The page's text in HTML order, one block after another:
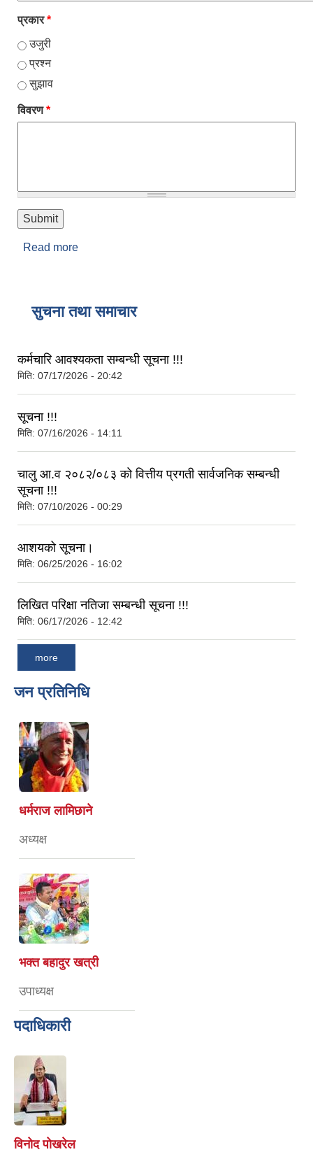
प्रकार*
उजुरी
प्रश्न
सुझाव
विवरण*
Read more
सुचना तथा समाचार
कर्मचारि आवश्यकता सम्बन्धी सूचना !!!
मिति: 07/17/2026 - 20:42
सूचना !!!
मिति: 07/16/2026 - 14:11
चालु आ.व २०८२/०८३ को वित्तीय प्रगती सार्वजनिक सम्बन्धी
सूचना !!!
मिति: 07/10/2026 - 00:29
आशयको सूचना।
मिति: 06/25/2026 - 16:02
लिखित परिक्षा नतिजा सम्बन्धी सूचना !!!
मिति: 06/17/2026 - 12:42
more
जन प्रतिनिधि
धर्मराज लामिछाने
अध्यक्ष
भक्त बहादुर खत्री
उपाध्यक्ष
पदाधिकारी
विनोद पोखरेल